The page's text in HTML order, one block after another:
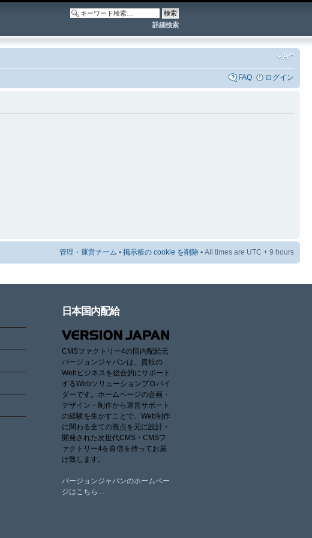
詳細検索
FAQ ログイン
管理・運営チーム • 掲示板の cookie を削除 • All times are UTC + 9 hours
日本国内配給
CMSファクトリー4の国内配給元
バージョンジャパンは、貴社の
Webビジネスを総合的にサポート
するWebソリューションプロバイ
ダーです。ホームページの企画・
デザイン・制作から運営サポート
の経験を生かすことで、Web制作
に関わる全ての視点を元に設計・
開発された次世代CMS・CMSフ
ァクトリー4を自信を持ってお届
け致します。
バージョンジャパンのホームペー
ジはこちら…